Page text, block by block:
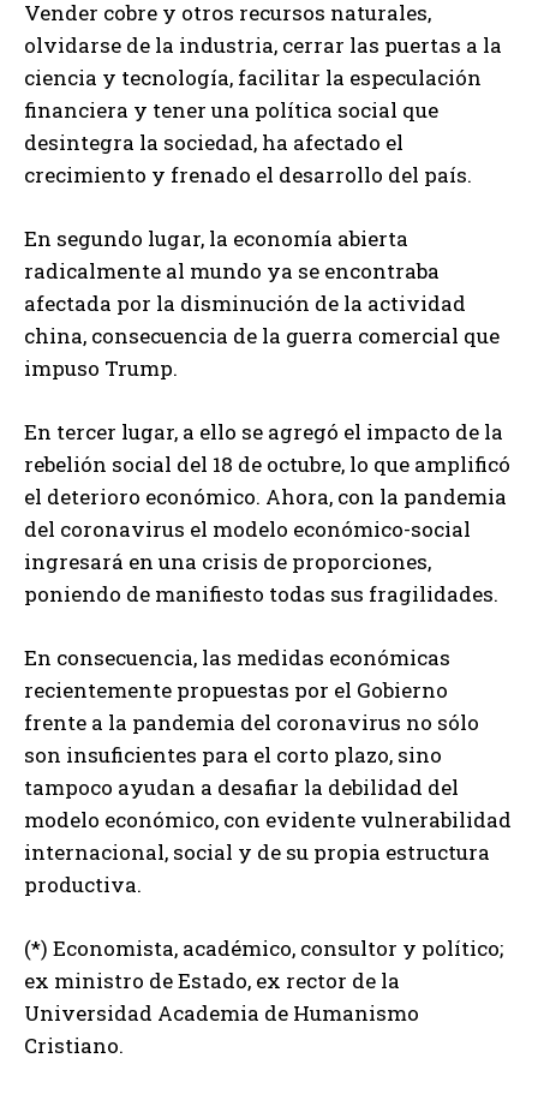
Vender cobre y otros recursos naturales,
olvidarse de la industria, cerrar las puertas a la
ciencia y tecnología, facilitar la especulación
financiera y tener una política social que
desintegra la sociedad, ha afectado el
crecimiento y frenado el desarrollo del país.
En segundo lugar, la economía abierta
radicalmente al mundo ya se encontraba
afectada por la disminución de la actividad
china, consecuencia de la guerra comercial que
impuso Trump.
En tercer lugar, a ello se agregó el impacto de la
rebelión social del 18 de octubre, lo que amplificó
el deterioro económico. Ahora, con la pandemia
del coronavirus el modelo económico-social
ingresará en una crisis de proporciones,
poniendo de manifiesto todas sus fragilidades.
En consecuencia, las medidas económicas
recientemente propuestas por el Gobierno
frente a la pandemia del coronavirus no sólo
son insuficientes para el corto plazo, sino
tampoco ayudan a desafiar la debilidad del
modelo económico, con evidente vulnerabilidad
internacional, social y de su propia estructura
productiva.
(*) Economista, académico, consultor y político;
ex ministro de Estado, ex rector de la
Universidad Academia de Humanismo
Cristiano.